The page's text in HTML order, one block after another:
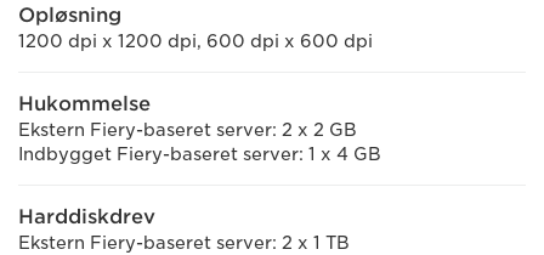
Opløsning
1200 dpi x 1200 dpi, 600 dpi x 600 dpi
Hukommelse
Ekstern Fiery-baseret server: 2 x 2 GB
Indbygget Fiery-baseret server: 1 x 4 GB
Harddiskdrev
Ekstern Fiery-baseret server: 2 x 1 TB